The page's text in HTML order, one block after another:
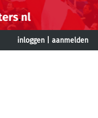
inloggen aanmelden